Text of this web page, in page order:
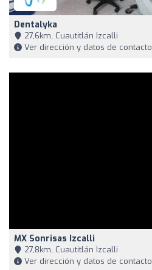
Dentalyka
27,6km, Cuautitlán Izcalli
Ver dirección y datos de contacto
MX Sonrisas Izcalli
27,8km, Cuautitlán Izcalli
Ver dirección y datos de contacto